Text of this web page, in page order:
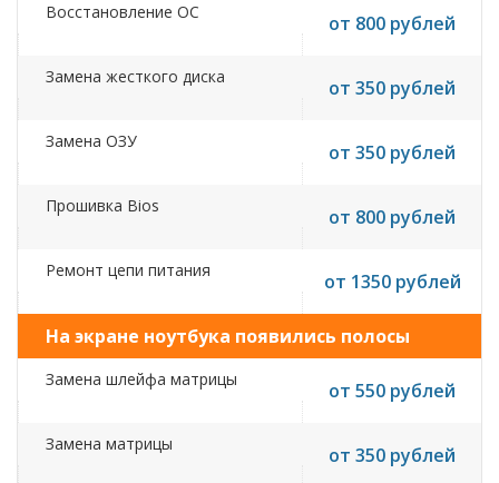
Восстановление ОС от 800 рублей
Замена жесткого диска от 350 рублей
Замена ОЗУ от 350 рублей
Прошивка Bios от 800 рублей
Ремонт цепи питания от 1350 рублей
На экране ноутбука появились полосы
Замена шлейфа матрицы от 550 рублей
Замена матрицы от 350 рублей